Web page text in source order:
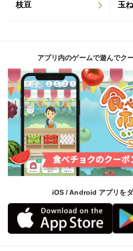
枝豆 玉
アプリ内のゲームで遊んでク
iOS / Android アプリを